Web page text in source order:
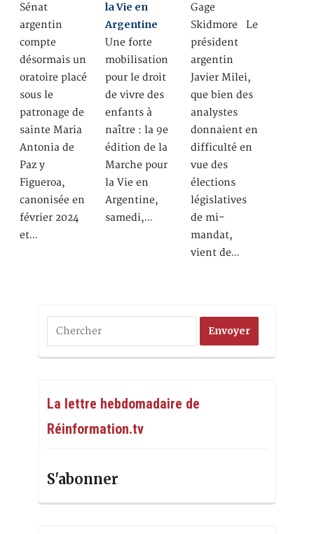
Sénat
argentin
compte
désormais un
oratoire placé
sous le
patronage de
sainte Maria
Antonia de
Paz y
Figueroa,
canonisée en
février 2024
et…
la Vie en
Argentine
Une forte
mobilisation
pour le droit
de vivre des
enfants à
naître : la 9e
édition de la
Marche pour
la Vie en
Argentine,
samedi,…
Gage
Skidmore Le
président
argentin
Javier Milei,
que bien des
analystes
donnaient en
difficulté en
vue des
élections
législatives
de mi-
mandat,
vient de…
La lettre hebdomadaire de
Réinformation.tv
S'abonner